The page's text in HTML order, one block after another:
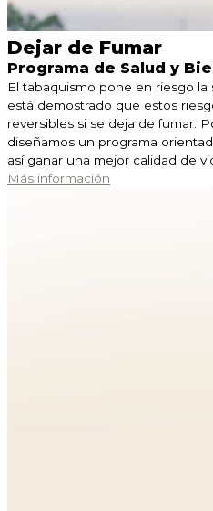
Dejar de Fumar
Programa de Salud y
El tabaquismo pone en riesgo
está demostrado que estos
reversibles si se deja de fumar.
diseñamos un programa
así ganar una mejor calidad de
Más información